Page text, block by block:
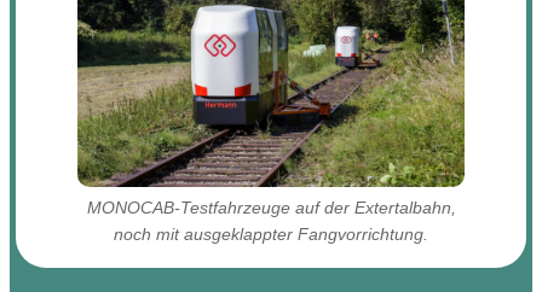
MONOCAB-Testfahrzeuge auf der Extertalbahn,
noch mit ausgeklappter Fangvorrichtung.